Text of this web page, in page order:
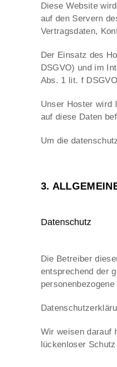
Diese Website
auf den Servern
Vertragsdaten,
Der Einsatz des
DSGVO) und im
Abs. 1 lit. f
Unser Hoster wird
auf diese Daten
Um die
3.
Datenschutz
Die Betreiber
entsprechend der
Wir weisen darauf
lückenloser